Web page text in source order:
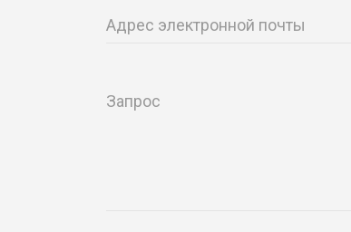
Адрес электронной почты
Запрос